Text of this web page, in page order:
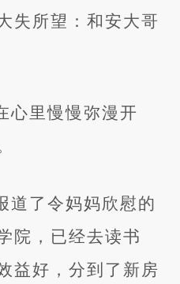
失所望：和安大哥
里慢慢弥漫开
了令妈妈欣慰的
院，已经去读书
益好，分到了新房